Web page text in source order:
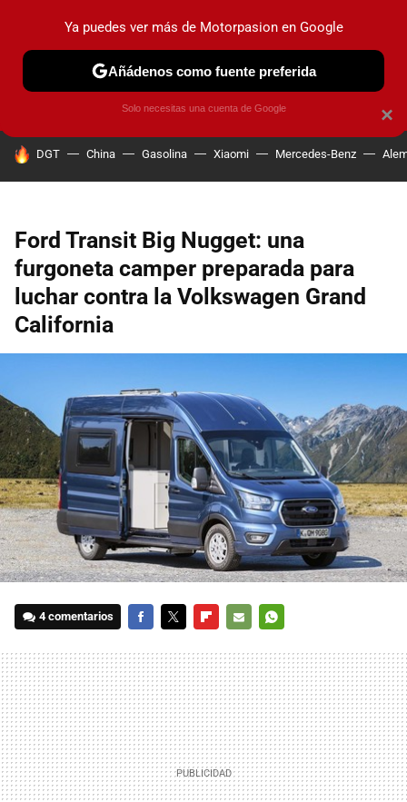
PRUEBAS COCHES ELÉCTRICOS OBSERVATORIO
HOY SE HABLA DE
DGT China Gasolina Xiaomi Mercedes-Benz
Ford Transit Big Nugget: una
furgoneta camper preparada para
luchar contra la Volkswagen Grand
California
4 comentarios
MAIL
×
Ya puedes ver más de Motorpasion en Google
Añádenos como fuente preferida
Solo necesitas una cuenta de Google